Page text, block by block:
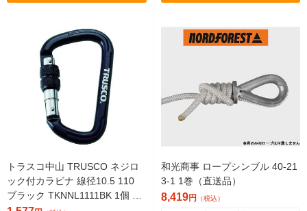
トラスコ中山 TRUSCO ネジロ
ック付カラビナ 線径10.5 110
ブラック TKNNL1111BK 1個 45
和光商事 ロープシンブル 40-21
3-1 1巻（直送品）
8,419円 （税込）